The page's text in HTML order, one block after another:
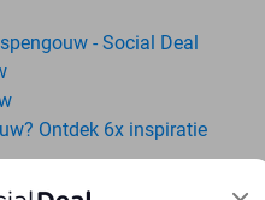
- Social Deal
Ontdek 6x inspiratie
en omgeving: ontdek 16